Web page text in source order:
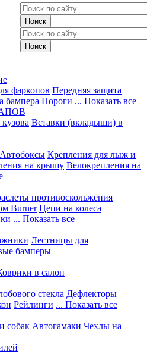
фаркопов Передняя защита
бампера Пороги ... Показать все
Вставки (вкладыши) в
Автобоксы Крепления для лыж и
на крышу Велокрепления на
противоскольжения
Burner Цепи на колеса
... Показать все
Лестницы для
бамперы
в салон
стекла Дефлекторы
Рейлинги ... Показать все
собак Автогамаки Чехлы на